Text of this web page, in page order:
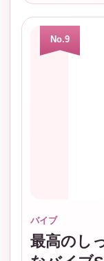
No.9
バイブ
最高のし